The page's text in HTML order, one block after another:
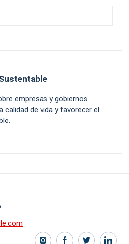
empresas y gobiernos
calidad de vida y favorecer el